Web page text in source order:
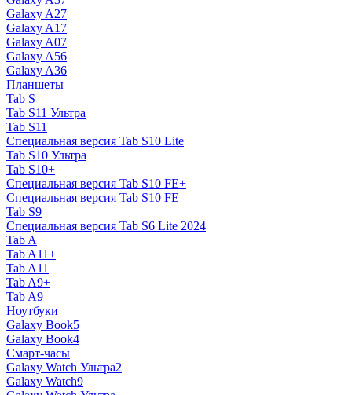
Galaxy A27
Galaxy A17
Galaxy A07
Galaxy A56
Galaxy A36
Планшеты
Tab S
Tab S11 Ультра
Tab S11
Специальная версия Tab S10 Lite
Tab S10 Ультра
Tab S10+
Специальная версия Tab S10 FE+
Специальная версия Tab S10 FE
Tab S9
Специальная версия Tab S6 Lite 2024
Tab A
Tab A11+
Tab A11
Tab A9+
Tab A9
Ноутбуки
Galaxy Book5
Galaxy Book4
Смарт-часы
Galaxy Watch Ультра2
Galaxy Watch9